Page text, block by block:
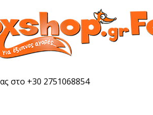
στο +30 2751068854